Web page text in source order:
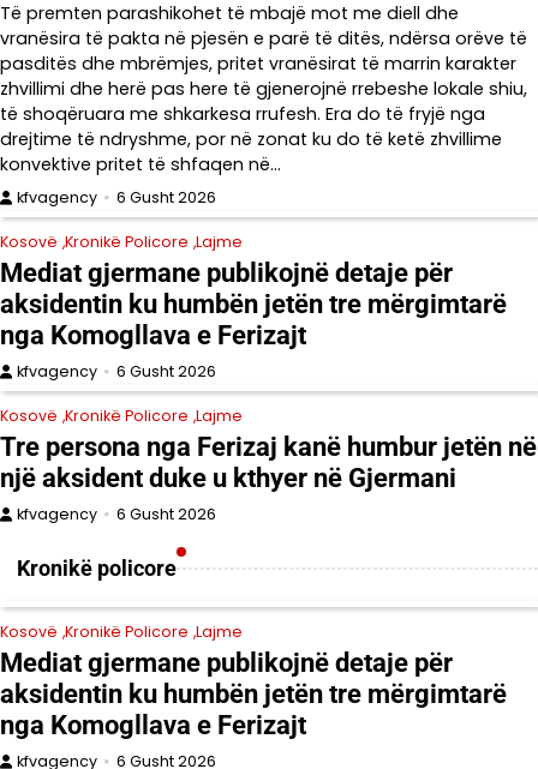
Të premten parashikohet të mbajë mot me diell dhe
vranësira të pakta në pjesën e parë të ditës, ndërsa orëve të
pasditës dhe mbrëmjes, pritet vranësirat të marrin karakter
zhvillimi dhe herë pas here të gjenerojnë rrebeshe lokale shiu,
të shoqëruara me shkarkesa rrufesh. Era do të fryjë nga
drejtime të ndryshme, por në zonat ku do të ketë zhvillime
konvektive pritet të shfaqen në…
kfvagency 6 Gusht 2026
Kosovë Kronikë Policore Lajme
Mediat gjermane publikojnë detaje për
aksidentin ku humbën jetën tre mërgimtarë
nga Komogllava e Ferizajt
kfvagency 6 Gusht 2026
Kosovë Kronikë Policore Lajme
Tre persona nga Ferizaj kanë humbur jetën në
një aksident duke u kthyer në Gjermani
kfvagency 6 Gusht 2026
Kronikë policore
Kosovë Kronikë Policore Lajme
Mediat gjermane publikojnë detaje për
aksidentin ku humbën jetën tre mërgimtarë
nga Komogllava e Ferizajt
kfvagency 6 Gusht 2026